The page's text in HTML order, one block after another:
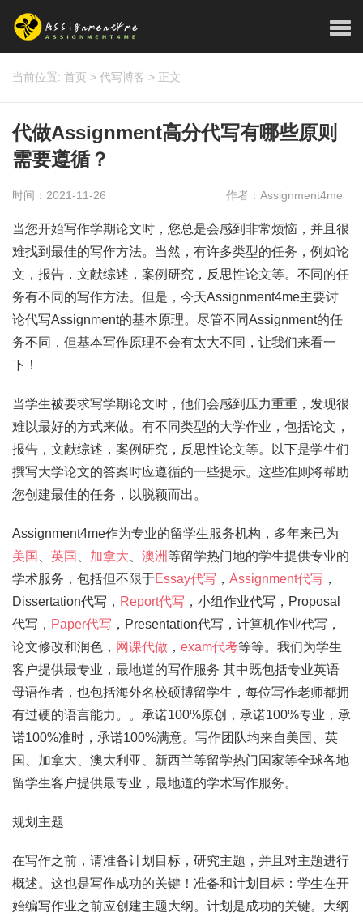
当前位置: 首页 > 代写博客 > 正文
代做Assignment高分代写有哪些原则
需要遵循？
时间：2021-11-26 作者：Assignment4me
当您开始写作学期论文时，您总是会感到非常烦恼，并且很
难找到最佳的写作方法。当然，有许多类型的任务，例如论
文，报告，文献综述，案例研究，反思性论文等。不同的任
务有不同的写作方法。但是，今天Assignment4me主要讨
论代写Assignment的基本原理。尽管不同Assignment的任
务不同，但基本写作原理不会有太大不同，让我们来看一
下！
当学生被要求写学期论文时，他们会感到压力重重，发现很
难以最好的方式来做。有不同类型的大学作业，包括论文，
报告，文献综述，案例研究，反思性论文等。以下是学生们
撰写大学论文的答案时应遵循的一些提示。这些准则将帮助
您创建最佳的任务，以脱颖而出。
Assignment4me作为专业的留学生服务机构，多年来已为
美国
英国 加拿大 澳洲等留学热门地的学生提供专业的
学术服务，包括但不限于Essay代写 ， Assignment代写 ，
Dissertation代写， Report代写 ，小组作业代写，Proposal
代写， Paper代写 ，Presentation代写，计算机作业代写，
论文修改和润色， 网课代做 ， exam代考等等。我们为学生
客户提供最专业，最地道的写作服务 其中既包括专业英语
母语作者，也包括海外名校硕博留学生，每位写作老师都拥
有过硬的语言能力。。承诺100%原创，承诺100%专业，承
诺100%准时，承诺100%满意。写作团队均来自美国、英
国、加拿大、澳大利亚、新西兰等留学热门国家等全球各地
留学生客户提供最专业，最地道的学术写作服务。
规划主题
在写作之前，请准备计划目标，研究主题，并且对主题进行
概述。这也是写作成功的关键！准备和计划目标：学生在开
始编写作业之前应创建主题大纲。计划是成功的关键。大纲